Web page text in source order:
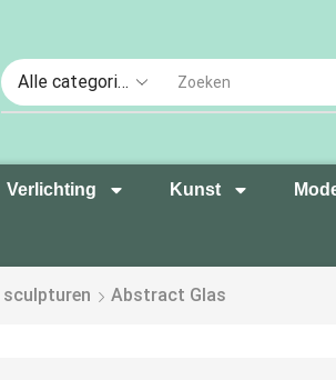
Verlichting Kunst
sculpturen Abstract Glas